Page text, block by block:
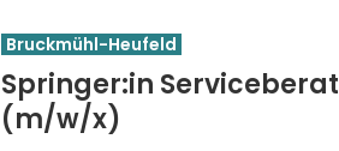
Springer:in
(m/w/x)
Bruckmühl-Heufeld